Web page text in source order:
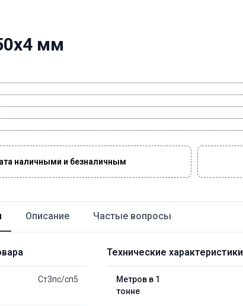
мм
наличными и безналичным
Описание Частые вопросы
Ст3пс/сп5
Технические характеристики
Метров в 1
тонне